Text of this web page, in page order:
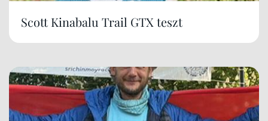
Scott Kinabalu Trail GTX teszt